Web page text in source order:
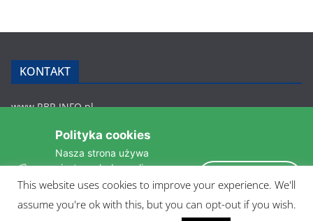
KONTAKT
www.RBR.INFO.pl
36-200 Brzozów
rbr.info.pl@gmail.com
POLITYKA PRYWATNOŚCI
This website uses cookies to improve your experience. We'll
assume you're ok with this, but you can opt-out if you wish.
Polityka cookies
Nasza strona używa
ciasteczek do analizy
statystyk i zapewnienia
pomiędzi wizytami.
Akceptuję